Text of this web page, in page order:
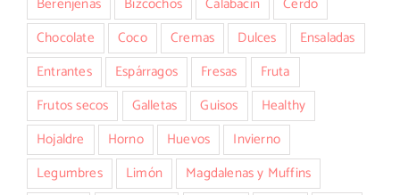
Chocolate
Coco Cremas Dulces
Ensaladas
Entrantes
Espárragos Fresas
Fruta
Frutos secos
Galletas Guisos
Healthy
Hojaldre
Horno Huevos
Invierno
Legumbres
Limón
Magdalenas y Muffins